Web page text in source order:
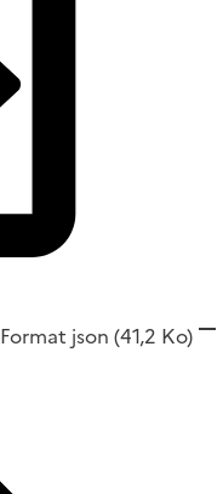
Format json (41,2 Ko)